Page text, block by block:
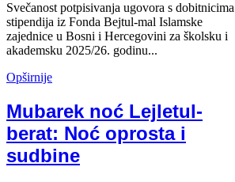
Svečanost potpisivanja ugovora s dobitnicima
stipendija iz Fonda Bejtul-mal Islamske
zajednice u Bosni i Hercegovini za školsku i
akademsku 2025/26. godinu...
Opširnije
Mubarek noć Lejletul-
berat: Noć oprosta i
sudbine